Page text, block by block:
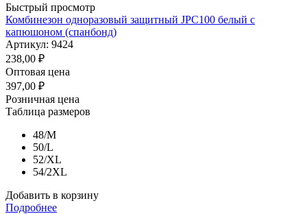
Быстрый просмотр
Комбинезон одноразовый защитный JPC100 белый с
капюшоном (спанбонд)
Артикул: 9424
238,00 ₽
Оптовая цена
397,00 ₽
Розничная цена
Таблица размеров
48/M
50/L
52/XL
54/2XL
Добавить в корзину
Подробнее